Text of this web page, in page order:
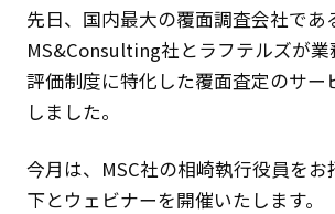
先日、国内最大の覆面調査会社であ
MS&Consulting社とラフテルズが業
評価制度に特化した覆面査定のサー
しました。
今月は、MSC社の相崎執行役員をお
下とウェビナーを開催いたします。